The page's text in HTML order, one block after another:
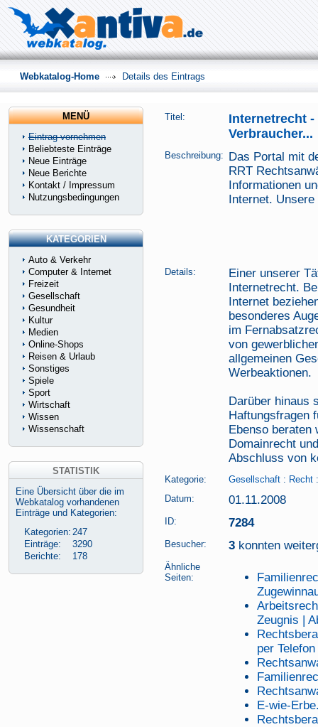
Titel:
Internetrecht
Verbraucher...
Beschreibung: Das Portal mit
RRT
Informationen
Internet.
Details:
Einer unserer
Internetrecht.
Internet
besonderes
im
von
allgemeinen
Werbeaktionen.
Darüber hinaus
Haftungsfragen
Ebenso beraten
Domainrecht
Abschluss von
Kategorie: Gesellschaft : Recht
Datum:
01.11.2008
ID: 7284
Besucher: 3 konnten
Ähnliche
Seiten:
Zeugnis |
per
E-wie-
Webkatalog-Home Details des Eintrags
MENÜ
Eintrag vornehmen
Beliebteste Einträge
Neue Einträge
Neue Berichte
Kontakt / Impressum
Nutzungsbedingungen
KATEGORIEN
Auto & Verkehr
Computer & Internet
Freizeit
Gesellschaft
Gesundheit
Kultur
Medien
Online-Shops
Reisen & Urlaub
Sonstiges
Spiele
Sport
Wirtschaft
Wissen
Wissenschaft
STATISTIK
Eine Übersicht über die im
Webkatalog vorhandenen
Einträge und Kategorien:
Kategorien: 247
Einträge:
3290
Berichte:
178